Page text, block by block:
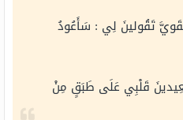
تَقُولينَ لِي : سَأَعُودُ
قَلْبِي عَلَى طَبَقٍ مِنْ